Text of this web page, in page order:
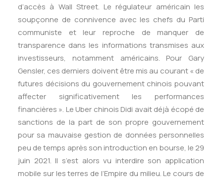
d’accès à Wall Street. Le régulateur américain les
soupçonne de connivence avec les chefs du Parti
communiste et leur reproche de manquer de
transparence dans les informations transmises aux
investisseurs, notamment américains. Pour Gary
Gensler, ces derniers doivent être mis au courant « de
futures décisions du gouvernement chinois pouvant
affecter significativement les performances
financières ». Le Uber chinois Didi avait déjà écopé de
sanctions de la part de son propre gouvernement
pour sa mauvaise gestion de données personnelles
peu de temps après son introduction en bourse, le 29
juin 2021. Il s’est alors vu interdire son application
mobile sur les terres de l’Empire du milieu. Le cours de